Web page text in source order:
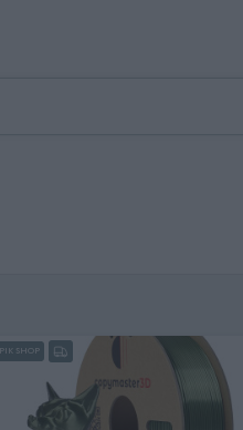
PIK SHOP